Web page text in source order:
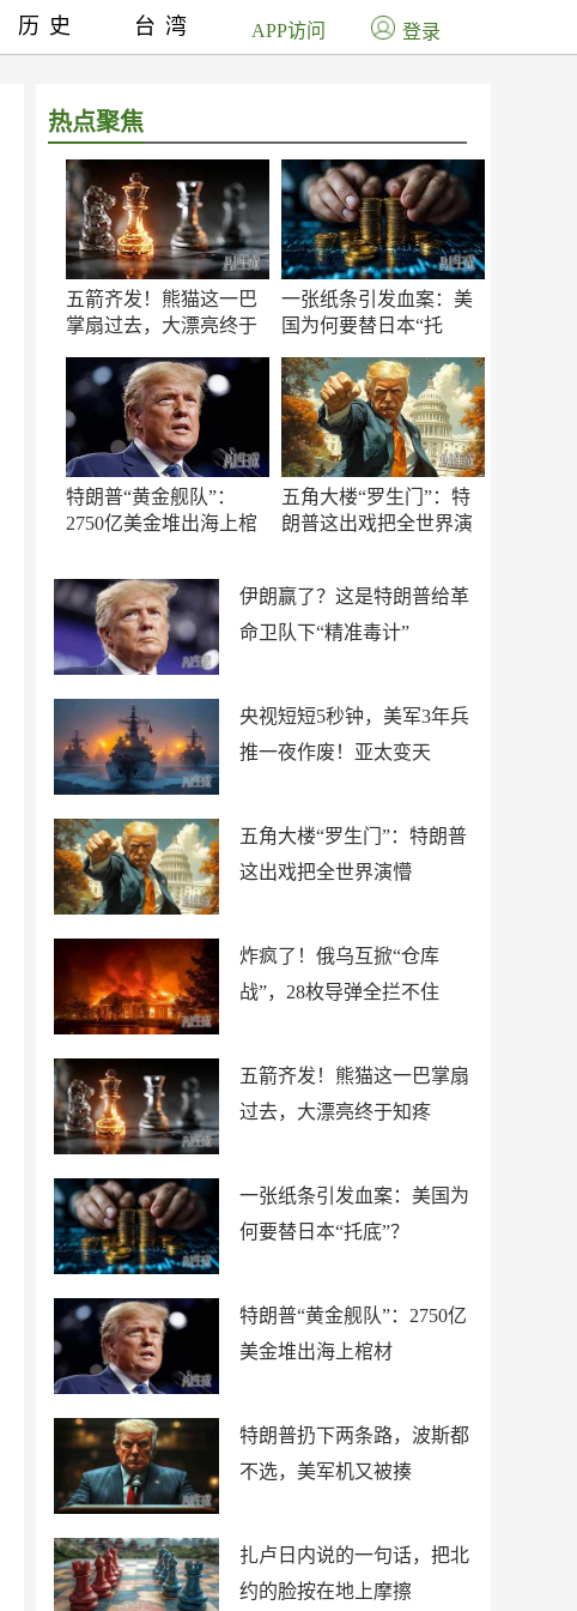
热点聚焦
五箭齐发！熊猫这一巴
掌扇过去，大漂亮终于
一张纸条引发血案：美
国为何要替日本“托
特朗普“黄金舰队”：
2750亿美金堆出海上棺
五角大楼“罗生门”：特
朗普这出戏把全世界演
伊朗赢了？这是特朗普给革
命卫队下“精准毒计”
央视短短5秒钟，美军3年兵
推一夜作废！亚太变天
五角大楼“罗生门”：特朗普
这出戏把全世界演懵
炸疯了！俄乌互掀“仓库
战”，28枚导弹全拦不住
五箭齐发！熊猫这一巴掌扇
过去，大漂亮终于知疼
一张纸条引发血案：美国为
何要替日本“托底”？
特朗普“黄金舰队”：2750亿
美金堆出海上棺材
特朗普扔下两条路，波斯都
不选，美军机又被揍
扎卢日内说的一句话，把北
约的脸按在地上摩擦
历史 台湾 APP访问 登录